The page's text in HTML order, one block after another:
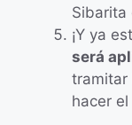
Sibarita
¡Y ya
será
tramitar
hacer